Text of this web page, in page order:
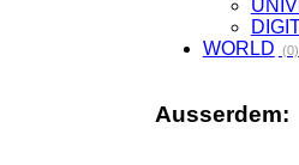
WORLD (0)
Ausserdem: